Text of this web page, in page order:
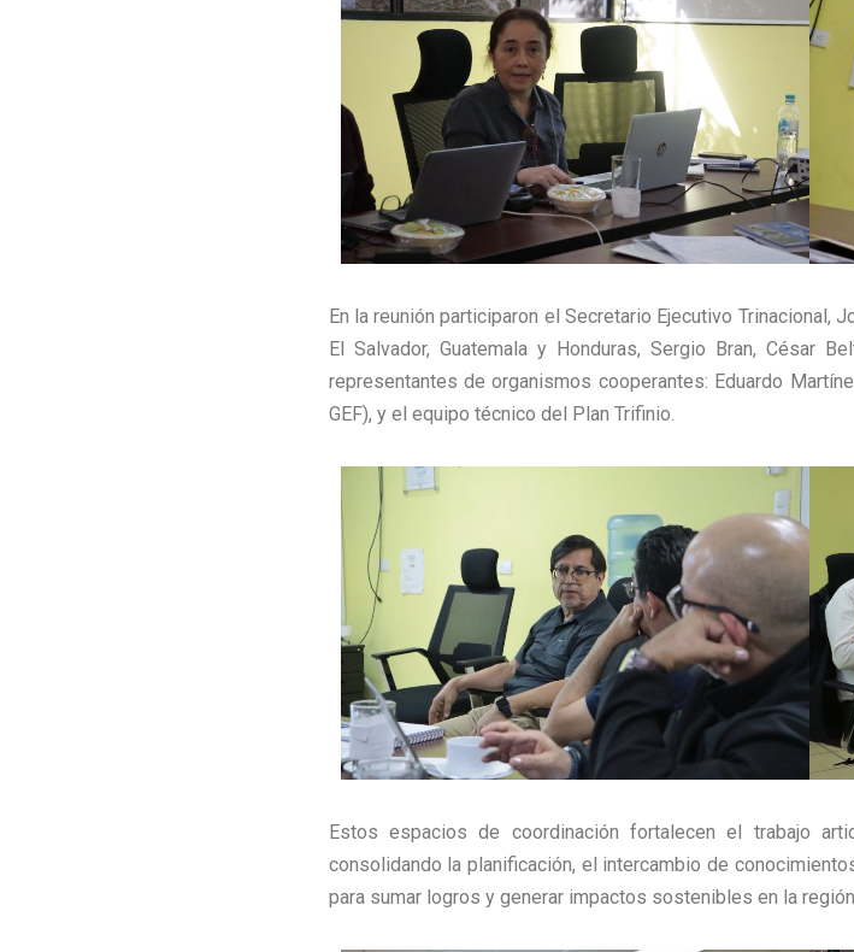
En la reunión participaron el Secretario Ejecutivo Trinacional,
El Salvador, Guatemala y Honduras, Sergio Bran, César
representantes de organismos cooperantes: Eduardo
GEF), y el equipo técnico del Plan Trifinio.
Estos espacios de coordinación fortalecen el trabajo
consolidando la planificación, el intercambio de
para sumar logros y generar impactos sostenibles en la